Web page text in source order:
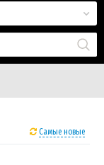
Самые новые